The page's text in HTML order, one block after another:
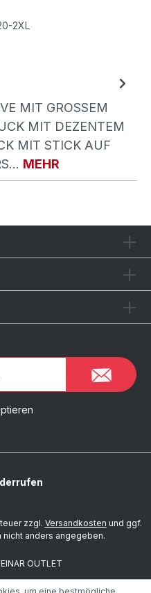
2XL
MIT GROSSEM R
MIT DEZENTEM S
MIT STICK AUF D
MEHR
zzgl. Versandkosten und ggf.
nicht anders angegeben.
OUTLET